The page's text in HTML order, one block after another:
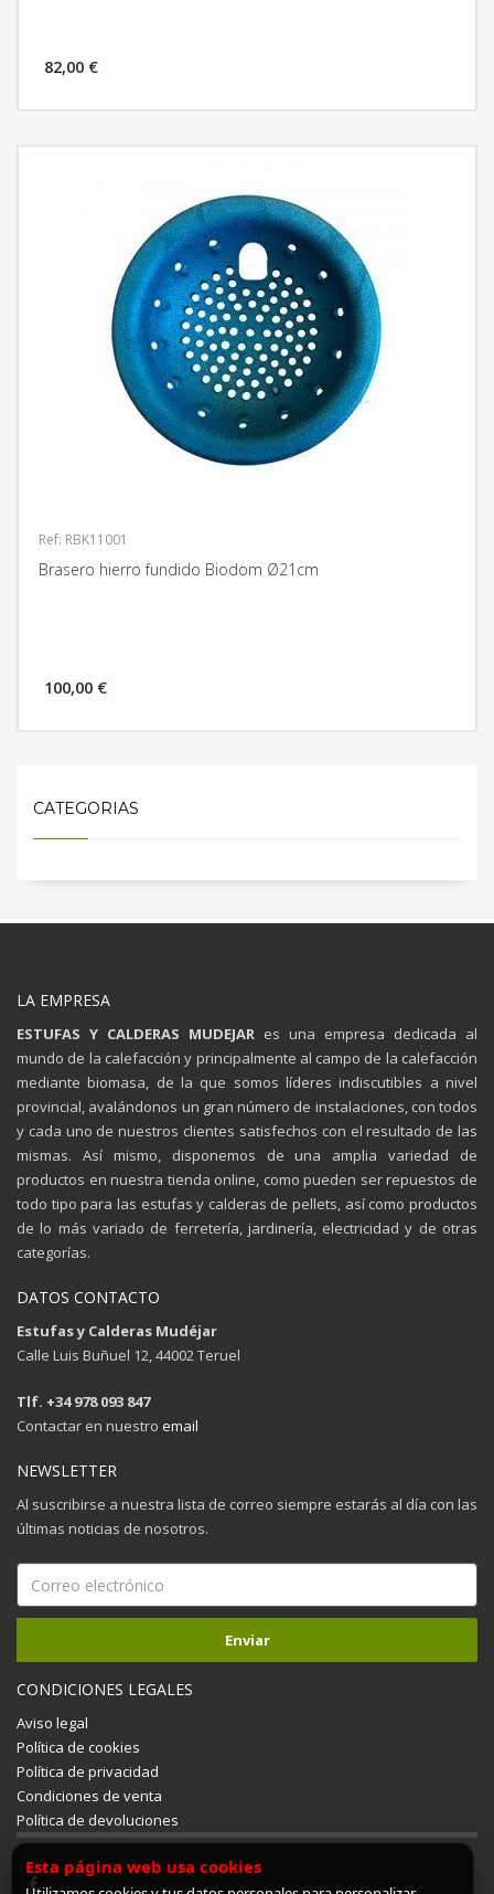
82,00 €
Ref: RBK11001
Brasero hierro fundido Biodom Ø21cm
100,00 €
CATEGORIAS
LA EMPRESA
ESTUFAS Y CALDERAS MUDEJAR es una empresa dedicada al
mundo de la calefacción y principalmente al campo de la calefacción
mediante biomasa, de la que somos líderes indiscutibles a nivel
provincial, avalándonos un gran número de instalaciones, con todos
y cada uno de nuestros clientes satisfechos con el resultado de las
mismas. Así mismo, disponemos de una amplia variedad de
productos en nuestra tienda online, como pueden ser repuestos de
todo tipo para las estufas y calderas de pellets, así como productos
de lo más variado de ferretería, jardinería, electricidad y de otras
categorías.
DATOS CONTACTO
Estufas y Calderas Mudéjar
Calle Luis Buñuel 12, 44002 Teruel
Tlf. +34 978 093 847
Contactar en nuestro email
NEWSLETTER
Al suscribirse a nuestra lista de correo siempre estarás al día con las
últimas noticias de nosotros.
CONDICIONES LEGALES
Aviso legal
Política de cookies
Política de privacidad
Condiciones de venta
Política de devoluciones
Esta página web usa cookies